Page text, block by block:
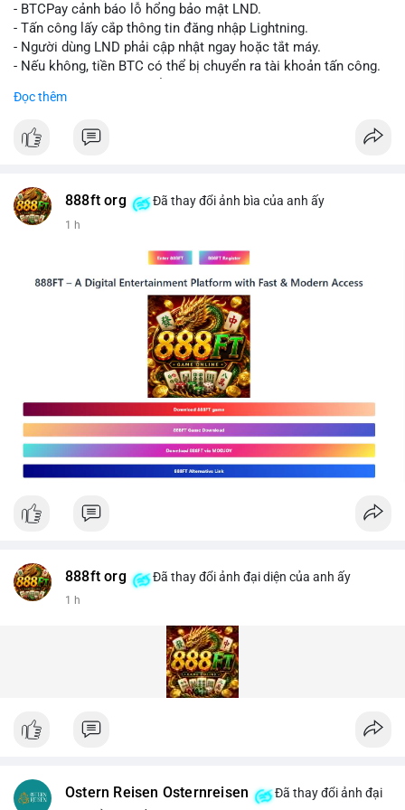
chuyển tiếp theo.
Lời khuyên:
Nhà đầu tư nhỏ lẻ nên theo dõi sát các giao dịch tiếp theo từ
cùng địa chỉ ví nguồn để xác định xu hướng rõ ràng hơn. Tránh
hành động vội vàng dựa trên một giao dịch đơn lẻ, hãy kết hợp
định hợp lý.
#mucgia64963
- BTCPay cảnh báo lỗ hổng bảo mật LND.
- Tấn công lấy cắp thông tin đăng nhập Lightning.
- Người dùng LND phải cập nhật ngay hoặc tắt máy.
- Nếu không, tiền BTC có thể bị chuyển ra tài khoản tấn công.
#vlikevn #titanbot
Đọc thêm
888ft org Đã thay đổi ảnh bìa của anh ấy
1 h
888ft org Đã thay đổi ảnh đại diện của anh ấy
1 h
Ostern Reisen Osternreisen
Đã thay đổi ảnh đại